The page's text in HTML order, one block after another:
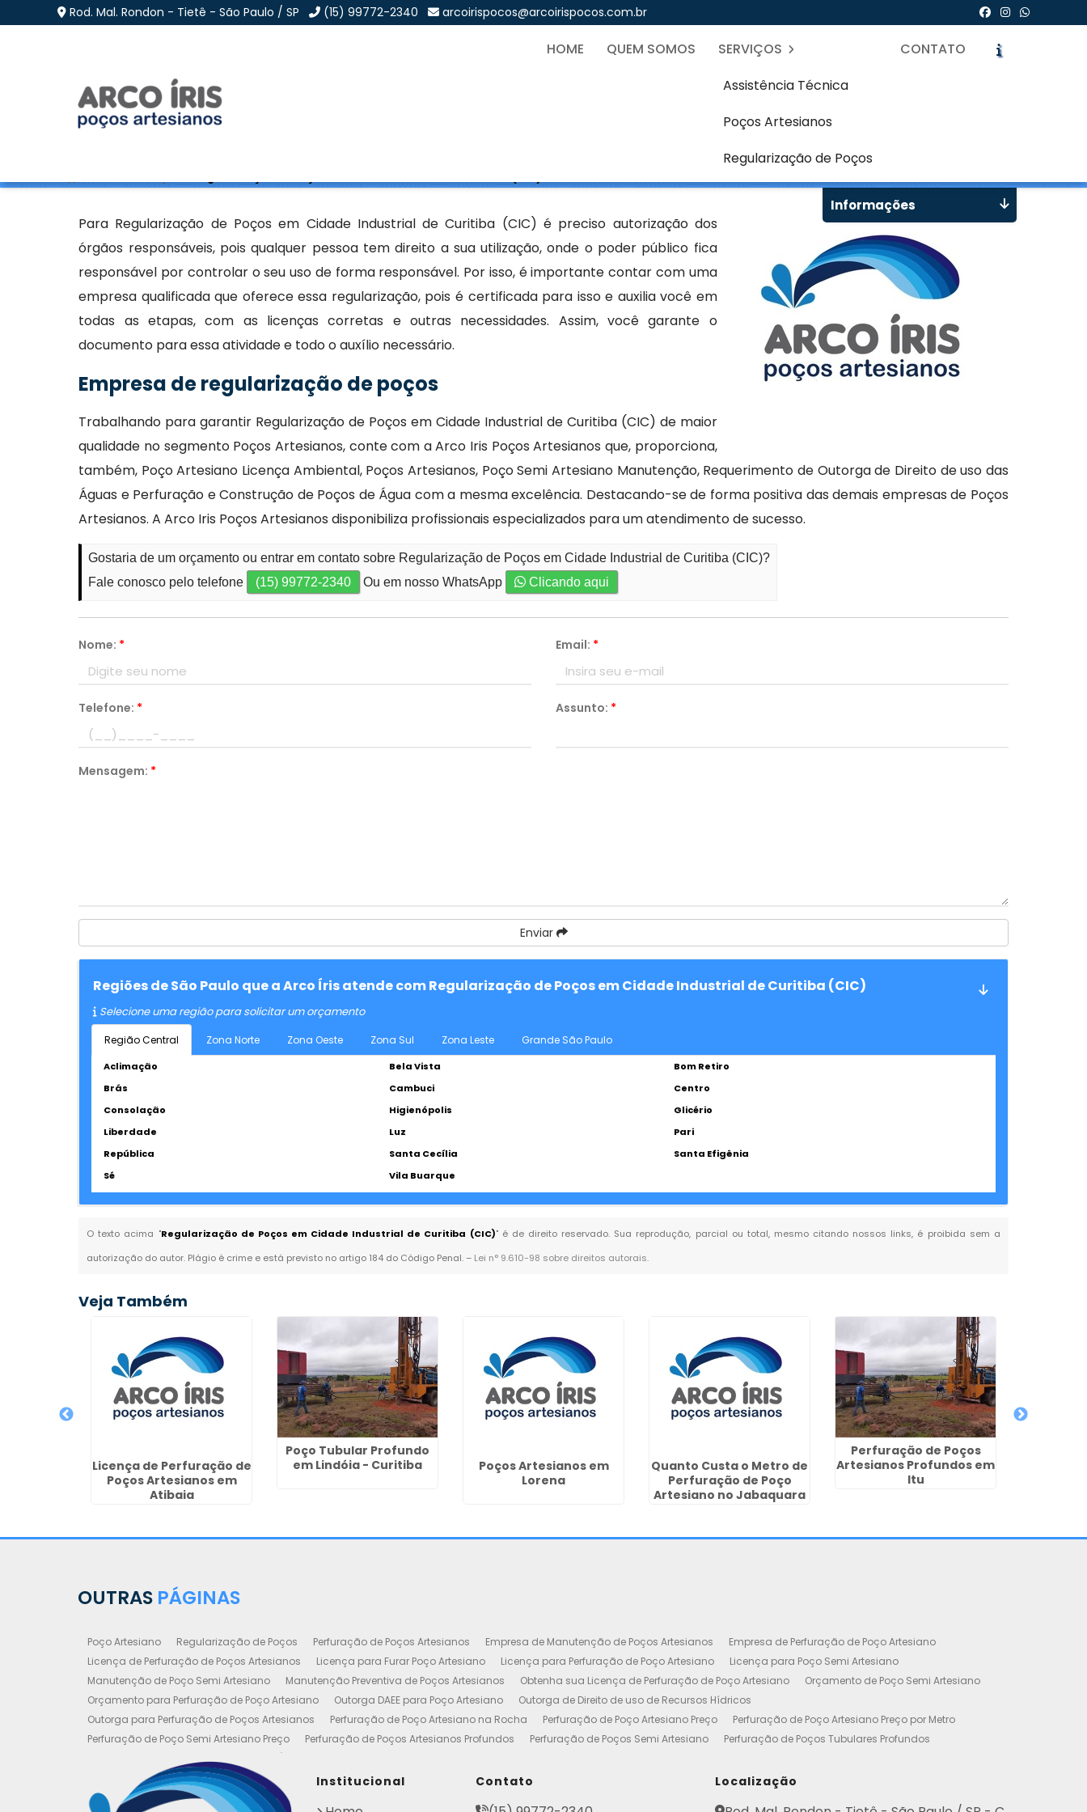
Rod. Mal. Rondon - Tietê - São Paulo / SP (15) 99772-2340 arcoirispocos@arcoirispocos.com.br
HOME QUEM SOMOS
SERVIÇOS
Assistência Técnica
Poços Artesianos
Regularização de Poços
CONTATO
Regularização de Poços em Cidade Industrial de Curitiba (CIC)
Para Regularização de Poços em Cidade Industrial de Curitiba (CIC) é preciso autorização dos
órgãos responsáveis, pois qualquer pessoa tem direito a sua utilização, onde o poder público fica
responsável por controlar o seu uso de forma responsável. Por isso, é importante contar com uma
empresa qualificada que oferece essa regularização, pois é certificada para isso e auxilia você em
todas as etapas, com as licenças corretas e outras necessidades. Assim, você garante o
documento para essa atividade e todo o auxílio necessário.
Empresa de regularização de poços
Trabalhando para garantir Regularização de Poços em Cidade Industrial de Curitiba (CIC) de maior
qualidade no segmento Poços Artesianos, conte com a Arco Iris Poços Artesianos que, proporciona,
também, Poço Artesiano Licença Ambiental, Poços Artesianos, Poço Semi Artesiano Manutenção, Requerimento de Outorga de Direito de uso das
Águas e Perfuração e Construção de Poços de Água com a mesma excelência. Destacando-se de forma positiva das demais empresas de Poços
Artesianos. A Arco Iris Poços Artesianos disponibiliza profissionais especializados para um atendimento de sucesso.
Gostaria de um orçamento ou entrar em contato sobre Regularização de Poços em Cidade Industrial de Curitiba (CIC)?
Fale conosco pelo telefone
(15) 99772-2340 Ou em nosso WhatsApp Clicando aqui
Nome: * Email: *
Telefone: * Assunto: *
Mensagem: *
Enviar
Regiões de São Paulo que a Arco Íris atende com Regularização de Poços em Cidade Industrial de Curitiba (CIC)
Selecione uma região para solicitar um orçamento
Região Central Zona Norte Zona Oeste Zona Sul Zona Leste Grande São Paulo
Aclimação Bela Vista
Bom Retiro
Brás
Cambuci
Centro
Consolação
Higienópolis
Glicério
Liberdade
Luz
Pari
República
Santa Cecília
Santa Efigênia
Sé
Vila Buarque
O texto acima "Regularização de Poços em Cidade Industrial de Curitiba (CIC)" é de direito reservado. Sua reprodução, parcial ou total, mesmo citando nossos links, é proibida sem a
autorização do autor. Plágio é crime e está previsto no artigo 184 do Código Penal. – Lei n° 9.610-98 sobre direitos autorais.
Informações
Veja Também
Licença de Perfuração de
Poços Artesianos em
Atibaia
Poço Tubular Profundo
em Lindóia - Curitiba
Poços Artesianos em
Lorena
Quanto Custa o Metro de
Perfuração de Poço
Artesiano no Jabaquara
Perfuração de Poços
Artesianos Profundos em
Itu
OUTRAS PÁGINAS
Poço Artesiano Regularização de Poços Perfuração de Poços Artesianos Empresa de Manutenção de Poços Artesianos
Empresa de Perfuração de Poço Artesiano
Licença de Perfuração de Poços Artesianos
Licença para Furar Poço Artesiano Licença para Perfuração de Poço Artesiano
Licença para Poço Semi Artesiano
Manutenção de Poço Semi Artesiano
Manutenção Preventiva de Poços Artesianos Obtenha sua Licença de Perfuração de Poço Artesiano
Orçamento de Poço Semi Artesiano
Orçamento para Perfuração de Poço Artesiano
Outorga DAEE para Poço Artesiano
Outorga de Direito de uso de Recursos Hídricos
Outorga para Perfuração de Poços Artesianos
Perfuração de Poço Artesiano na Rocha Perfuração de Poço Artesiano Preço
Perfuração de Poço Artesiano Preço por Metro
Perfuração de Poço Semi Artesiano Preço
Perfuração de Poços Artesianos Profundos Perfuração de Poços Semi Artesiano
Perfuração de Poços Tubulares Profundos
Perfuração e Construção de Poços de Água
Poço Artesiano Valor Metro
Poço Semi Artesiano Manutenção Projeto de Perfuração de Poços Artesianos
Quanto Custa o Metro de Perfuração de Poço Artesiano
Outorgas e Licenças de Poços Artesianos
Institucional Contato Localização